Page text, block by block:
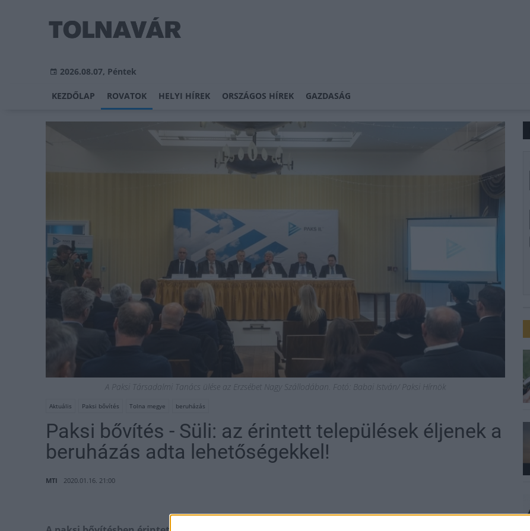
2026.08.07, Péntek
KEZDŐLAP ROVATOK HELYI HÍREK ORSZÁGOS HÍREK GAZDASÁG
A Paksi Társadalmi Tanács ülése az Erzsébet Nagy Szállodában. Fotó: Babai István/ Paksi Hírnök
Aktuális Paksi bővítés Tolna megye beruházás
Paksi bővítés - Süli: az érintett települések éljenek a
beruházás adta lehetőségekkel!
MTI 2020.01.16. 21:00